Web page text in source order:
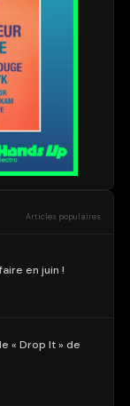
Articles populaires
en juin !
« Drop It » de